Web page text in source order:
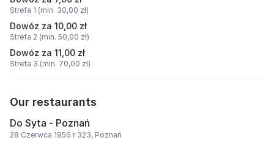
Strefa 1 (min. 30,00 zł)
Dowóz za 10,00 zł
Strefa 2 (min. 50,00 zł)
Dowóz za 11,00 zł
Strefa 3 (min. 70,00 zł)
Our restaurants
Do Syta - Poznań
28 Czerwca 1956 r 323, Poznań